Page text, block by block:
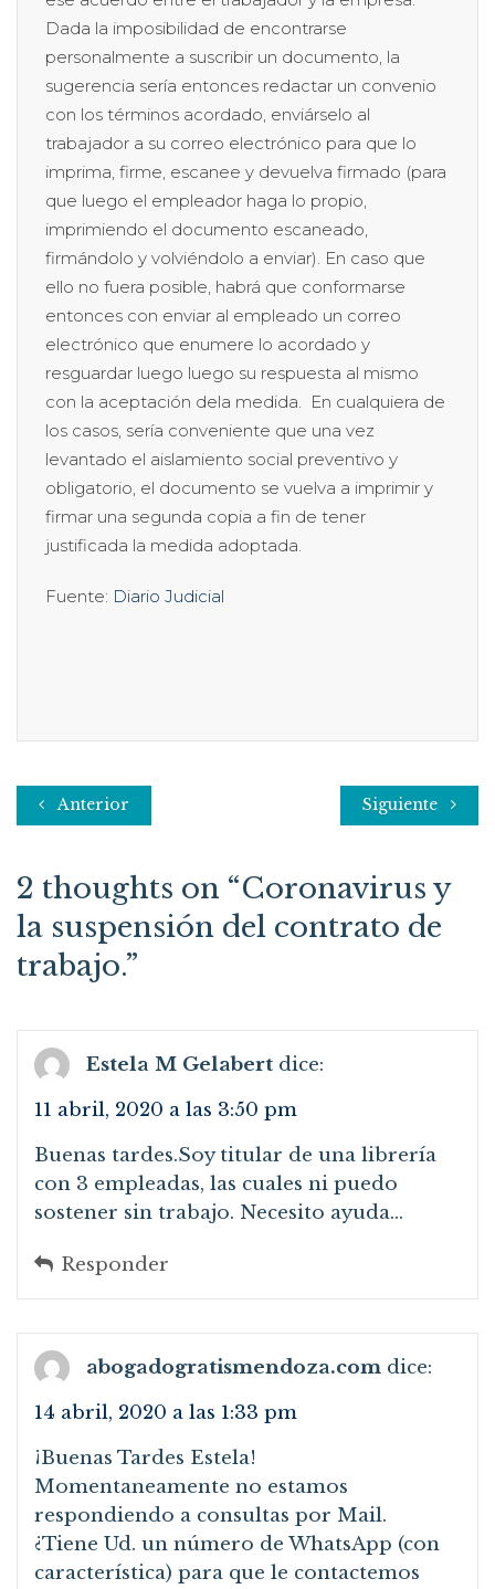
Dada la imposibilidad de encontrarse
personalmente a suscribir un documento, la
sugerencia sería entonces redactar un convenio
con los términos acordado, enviárselo al
trabajador a su correo electrónico para que lo
imprima, firme, escanee y devuelva firmado (para
que luego el empleador haga lo propio,
imprimiendo el documento escaneado,
firmándolo y volviéndolo a enviar). En caso que
ello no fuera posible, habrá que conformarse
entonces con enviar al empleado un correo
electrónico que enumere lo acordado y
resguardar luego luego su respuesta al mismo
con la aceptación dela medida. En cualquiera de
los casos, sería conveniente que una vez
levantado el aislamiento social preventivo y
obligatorio, el documento se vuelva a imprimir y
firmar una segunda copia a fin de tener
justificada la medida adoptada.
Fuente: Diario Judicial
Anterior Siguiente
2 thoughts on “Coronavirus y
la suspensión del contrato de
trabajo.”
Estela M Gelabert dice:
11 abril, 2020 a las 3:50 pm
Buenas tardes.Soy titular de una librería
con 3 empleadas, las cuales ni puedo
sostener sin trabajo. Necesito ayuda…
Responder
abogadogratismendoza.com dice:
14 abril, 2020 a las 1:33 pm
¡Buenas Tardes Estela!
Momentaneamente no estamos
respondiendo a consultas por Mail.
¿Tiene Ud. un número de WhatsApp (con
característica) para que le contactemos